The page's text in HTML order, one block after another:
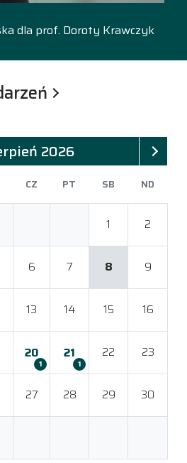
dla prof. Doroty Krawczyk
2026
CZ PT SB ND
1 2
6 7 8 9
13 14 15 16
20
1
21
1
22 23
27 28 29 30